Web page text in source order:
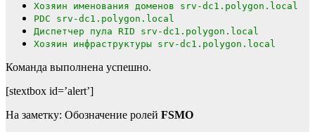
Хозяин именования доменов srv-dc1.polygon.local
PDC srv-dc1.polygon.local
Диспетчер пула RID srv-dc1.polygon.local
Хозяин инфраструктуры srv-dc1.polygon.local
Команда выполнена успешно.
[stextbox id=’alert’]
На заметку: Обозначение ролей FSMO